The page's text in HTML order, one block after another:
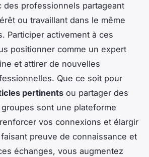
des professionnels partageant
ou travaillant dans le même
Participer activement à ces
positionner comme un expert
et attirer de nouvelles
Que ce soit pour
pertinents ou partager des
sont une plateforme
vos connexions et élargir
preuve de connaissance et
échanges, vous augmentez